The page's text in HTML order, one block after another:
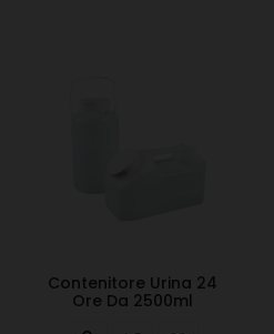
Contenitore Urina 24
Ore Da 2500ml